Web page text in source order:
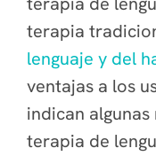
terapia
lenguaje y del
ventajas a los
indican
terapia de